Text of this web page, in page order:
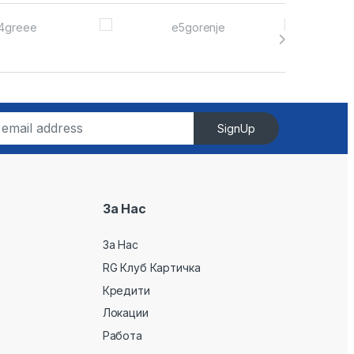
SignUp
За Нас
За Нас
RG Клуб Картичка
Кредити
Локации
Работа